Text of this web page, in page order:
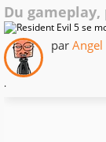
Du
par Angel
.